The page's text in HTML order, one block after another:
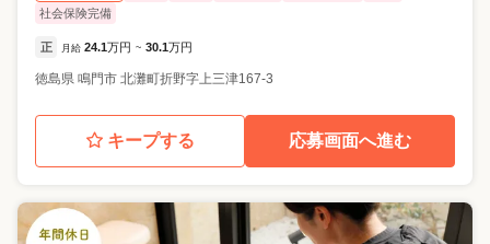
社会保険完備
正 月給 24.1万円 ~ 30.1万円
徳島県 鳴門市 北灘町折野字上三津167-3
キープする 応募画面へ進む